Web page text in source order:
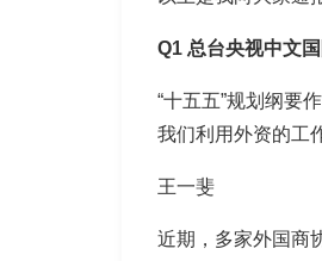
Q1 总台央视中文
“十五五”规划纲要
我们利用外资的工
王一斐
近期，多家外国商